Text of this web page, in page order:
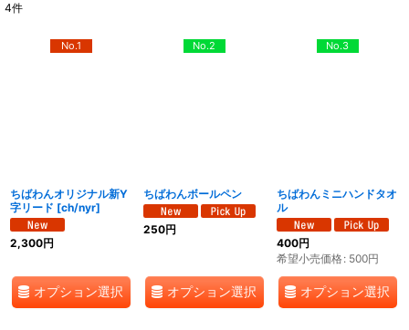
4件
No.1
ちばわんオリジナル新Y
字リード [ch/nyr]
2,300円
オプション選択
No.2
ちばわんボールペン
250円
オプション選択
No.3
ちばわんミニハンドタオ
ル
400円
希望小売価格: 500円
オプション選択